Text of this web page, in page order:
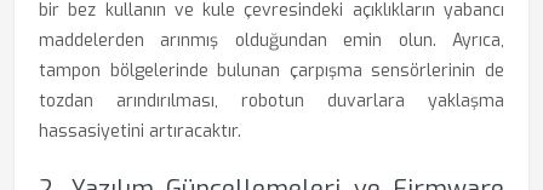
bir bez kullanın ve kule çevresindeki açıklıkların yabancı
maddelerden arınmış olduğundan emin olun. Ayrıca,
tampon bölgelerinde bulunan çarpışma sensörlerinin de
tozdan arındırılması, robotun duvarlara yaklaşma
hassasiyetini artıracaktır.